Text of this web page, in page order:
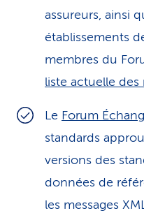
assureurs, ainsi
établissements
membres du
liste actuelle des
Le Forum
standards
versions des
données de
les messages